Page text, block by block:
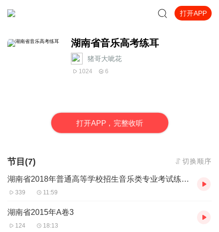
打开APP
湖南省音乐高考练耳
猪哥大呲花
1024 6
打开APP，完整收听
节目(7) 切换顺序
湖南省2018年普通高等学校招生音乐类专业考试练耳录音
339 11:59
湖南省2015年A卷3
124 18:13